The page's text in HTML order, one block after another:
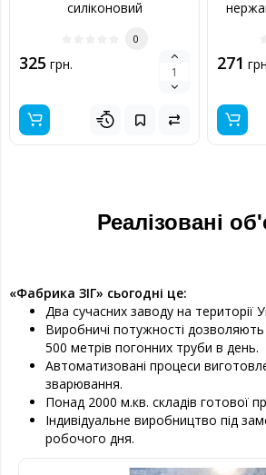
силіконовий
0
325 грн. 271
Реалізовані
«Фабрика ЗІГ» сьогодні це:
Два сучасних заводу на території
Виробничі потужності
500 метрів погонних труби в день.
Автоматизовані процеси
зварювання.
Понад 2000 м.кв. складів готової
Індивідуальне виробництво під
робочого дня.